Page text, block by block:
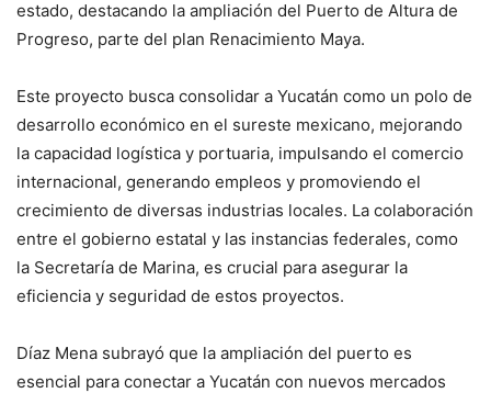
estado, destacando la ampliación del Puerto de Altura de
Progreso, parte del plan Renacimiento Maya.
Este proyecto busca consolidar a Yucatán como un polo de
desarrollo económico en el sureste mexicano, mejorando
la capacidad logística y portuaria, impulsando el comercio
internacional, generando empleos y promoviendo el
crecimiento de diversas industrias locales. La colaboración
entre el gobierno estatal y las instancias federales, como
la Secretaría de Marina, es crucial para asegurar la
eficiencia y seguridad de estos proyectos.
Díaz Mena subrayó que la ampliación del puerto es
esencial para conectar a Yucatán con nuevos mercados